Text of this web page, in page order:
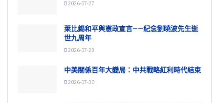
2026-07-27
萊比錫和平與憲政宣言——紀念劉曉波先生逝
世九周年
2026-07-23
中美關係百年大變局：中共戰略紅利時代結束
2026-07-30